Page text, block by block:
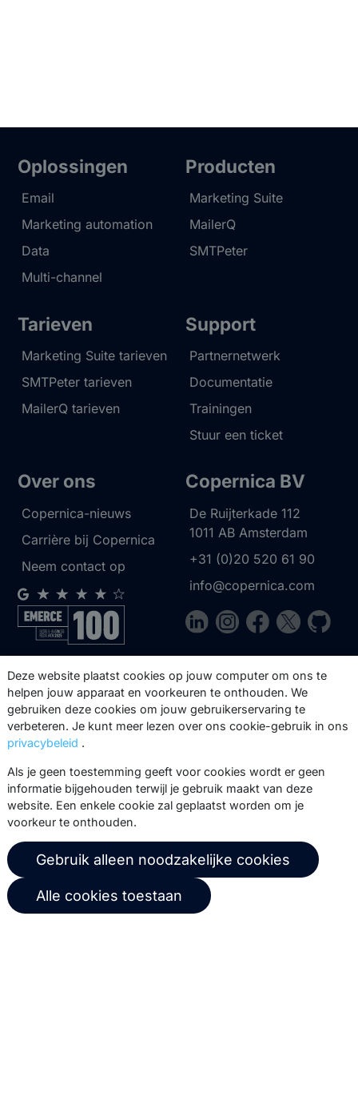
Oplossingen
Email
Marketing automation
Data
Multi-channel
Producten
Marketing Suite
MailerQ
SMTPeter
Tarieven
Marketing Suite tarieven
SMTPeter tarieven
MailerQ tarieven
Support
Partnernetwerk
Documentatie
Trainingen
Stuur een ticket
Over ons
Copernica-nieuws
Carrière bij Copernica
Neem contact op
Copernica BV
De Ruijterkade 112
1011 AB Amsterdam
+31 (0)20 520 61 90
info@copernica.com
Via onze nieuwsbrief blijf je op de
hoogte van onze product updates,
events, webinars, best practices en
whitepapers.
Abonneer
© 2026 Copernica B.V.
Algemene voorwaarden
Privacybeleid
Gebruikersovereenkomst
Deze website plaatst cookies op jouw computer om ons te
helpen jouw apparaat en voorkeuren te onthouden. We
gebruiken deze cookies om jouw gebruikerservaring te
verbeteren. Je kunt meer lezen over ons cookie-gebruik in ons
privacybeleid .
Als je geen toestemming geeft voor cookies wordt er geen
informatie bijgehouden terwijl je gebruik maakt van deze
website. Een enkele cookie zal geplaatst worden om je
voorkeur te onthouden.
Gebruik alleen noodzakelijke cookies
Alle cookies toestaan